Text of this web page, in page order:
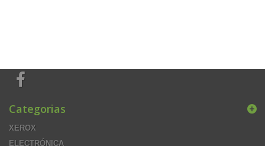
Categorias
XEROX
ELECTRÓNICA